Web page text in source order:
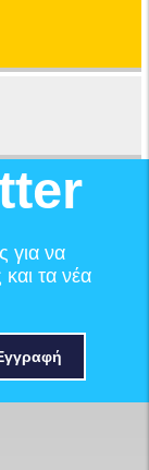
για να
τα νέα